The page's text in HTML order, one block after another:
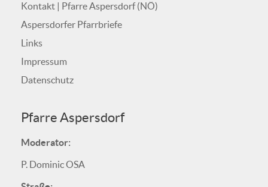
Kontakt | Pfarre Aspersdorf (NÖ)
Aspersdorfer Pfarrbriefe
Links
Impressum
Datenschutz
Pfarre Aspersdorf
Moderator:
P. Dominic OSA